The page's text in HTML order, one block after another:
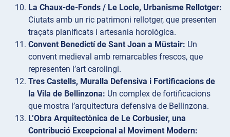
La Chaux-de-Fonds / Le Locle, Urbanisme Rellotger:
Ciutats amb un ric patrimoni rellotger, que presenten
traçats planificats i artesania horològica.
Convent Benedictí de Sant Joan a Müstair: Un
convent medieval amb remarcables frescos, que
representen l’art carolingi.
Tres Castells, Muralla Defensiva i Fortificacions de
la Vila de Bellinzona: Un complex de fortificacions
que mostra l’arquitectura defensiva de Bellinzona.
L’Obra Arquitectònica de Le Corbusier, una
Contribució Excepcional al Moviment Modern: